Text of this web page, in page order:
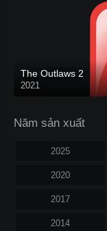
The Outlaws 2
2021
Năm sản xuất
2025
2020
2017
2014